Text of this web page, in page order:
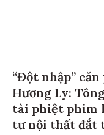
“Đột nhập”
Hương Ly:
tài phiệt phim
tư nội thất đắt